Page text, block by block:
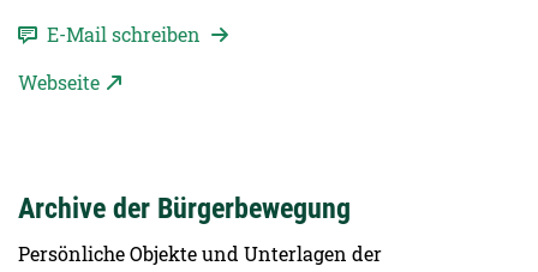
E-Mail schreiben
Webseite
Archive der Bürgerbewegung
Persönliche Objekte und Unterlagen der